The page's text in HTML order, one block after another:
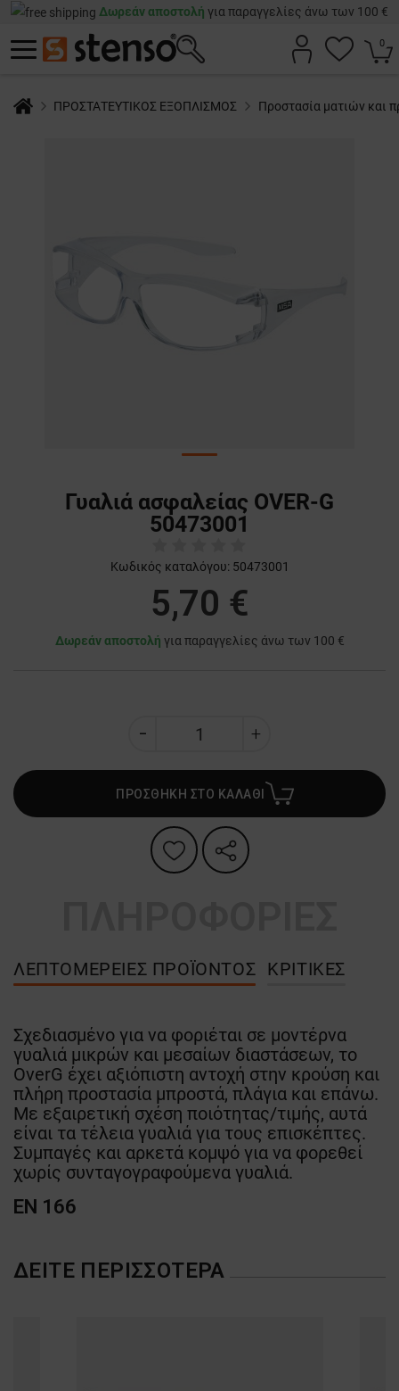
Δωρεάν αποστολή για παραγγελίες άνω των 100 €
0
ΠΡΟΣΤΑΤΕΥΤΙΚΟΣ ΕΞΟΠΛΙΣΜΟΣ Προστασία ματιών και
Γυαλιά ασφαλείας OVER-G
50473001
Κωδικός καταλόγου: 50473001
5,70 €
Δωρεάν αποστολή για παραγγελίες άνω των 100 €
ΠΡΟΣΘΗΚΗ ΣΤΟ ΚΑΛΑΘΙ
ΛΕΠΤΟΜΈΡΕΙΕΣ ΠΡΟΪΌΝΤΟΣ ΚΡΙΤΙΚΈΣ
Σχεδιασμένο για να φοριέται σε μοντέρνα
γυαλιά μικρών και μεσαίων διαστάσεων, το
OverG έχει αξιόπιστη αντοχή στην κρούση και
πλήρη προστασία μπροστά, πλάγια και επάνω.
Με εξαιρετική σχέση ποιότητας/τιμής, αυτά
είναι τα τέλεια γυαλιά για τους επισκέπτες.
Συμπαγές και αρκετά κομψό για να φορεθεί
χωρίς συνταγογραφούμενα γυαλιά.
EN 166
ΔΕΊΤΕ ΠΕΡΙΣΣΌΤΕΡΑ